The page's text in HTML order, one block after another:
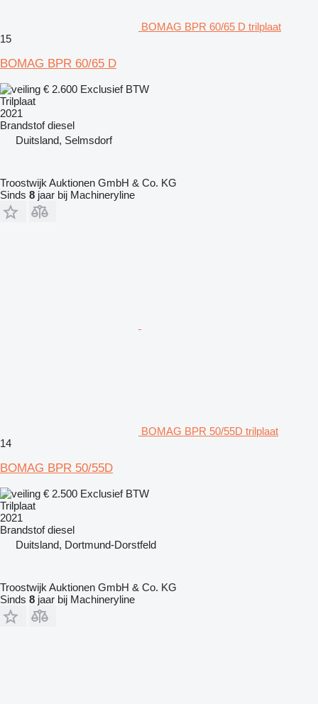
BOMAG BPR 60/65 D trilplaat
15
BOMAG BPR 60/65 D
€ 2.600 Exclusief BTW
Trilplaat
2021
Brandstof diesel
Duitsland, Selmsdorf
Troostwijk Auktionen GmbH & Co. KG
Sinds 8 jaar bij Machineryline
BOMAG BPR 50/55D trilplaat
14
BOMAG BPR 50/55D
€ 2.500 Exclusief BTW
Trilplaat
2021
Brandstof diesel
Duitsland, Dortmund-Dorstfeld
Troostwijk Auktionen GmbH & Co. KG
Sinds 8 jaar bij Machineryline